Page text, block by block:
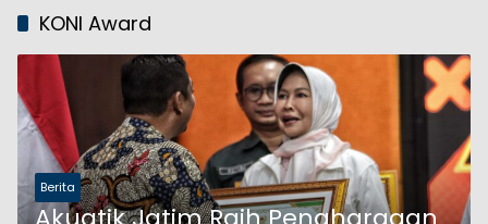
KONI Award
Berita